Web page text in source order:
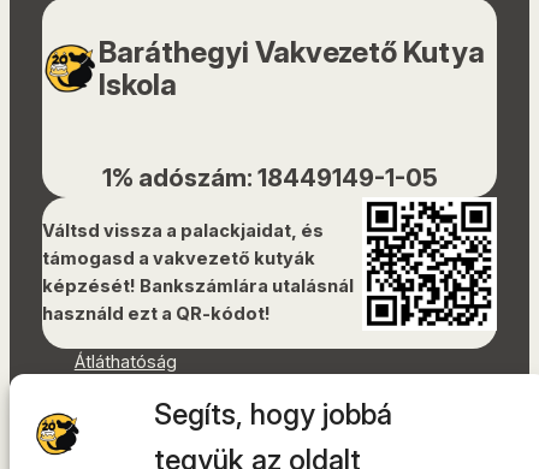
Segíts, hogy jobbá
tegyük az oldalt
Baráthegyi Vakvezető Kutya
Iskola
1% adószám: 18449149-1-05
Váltsd vissza a palackjaidat, és
támogasd a vakvezető kutyák
képzését! Bankszámlára utalásnál
használd ezt a QR-kódot!
Átláthatóság
Akadálymentességi nyilatkozat
Oldaltérkép